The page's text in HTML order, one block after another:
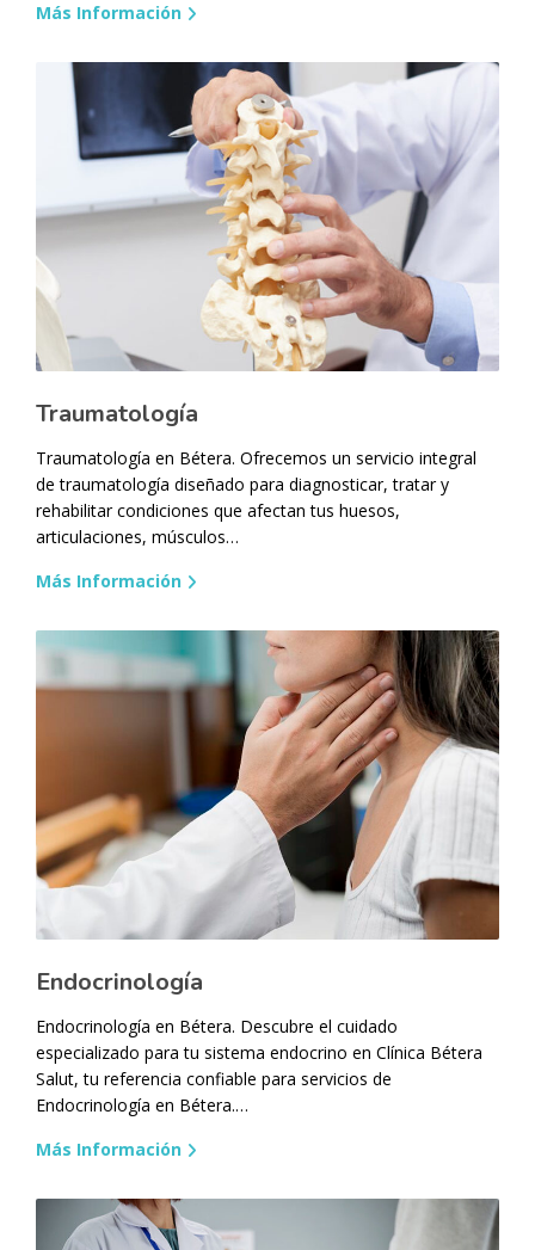
Más Información
Traumatología
Traumatología en Bétera. Ofrecemos un servicio integral
de traumatología diseñado para diagnosticar, tratar y
rehabilitar condiciones que afectan tus huesos,
articulaciones, músculos…
Más Información
Endocrinología
Endocrinología en Bétera. Descubre el cuidado
especializado para tu sistema endocrino en Clínica Bétera
Salut, tu referencia confiable para servicios de
Endocrinología en Bétera.…
Más Información